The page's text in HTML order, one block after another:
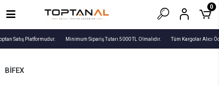
Satış Platformudur. Minimum Sipariş Tutarı 5000 TL Olmalıdır. Tüm Kargolar Alıcı
0
BİFEX